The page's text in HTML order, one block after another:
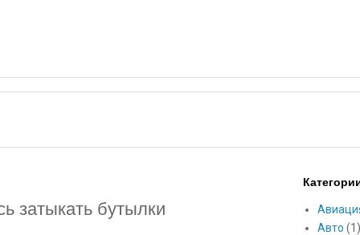
затыкать бутылки
Авто (1)